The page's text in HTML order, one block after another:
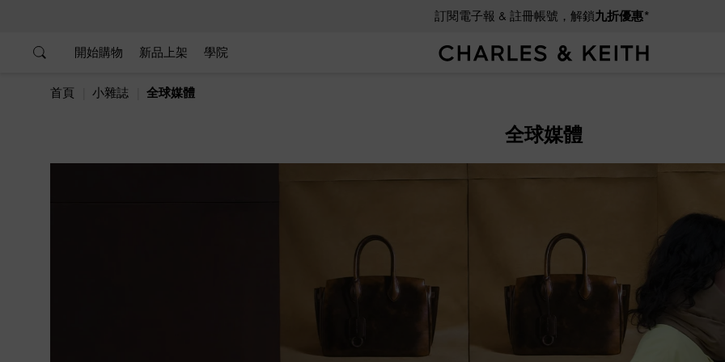
訂閱電子報 & 註冊帳號，解鎖九折優惠*
開始購物 新品上架 學院
首頁 小雜誌 全球媒體
全球媒體